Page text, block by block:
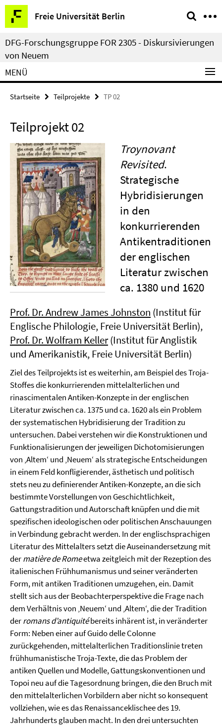
Springe
direkt
zu
Inhalt
Freie Universität Berlin
Service-
Navigation
DFG-Forschungsgruppe FOR 2305 - Diskursivierungen
von Neuem
MENÜ
Startseite Teilprojekte TP 02
Teilprojekt 02
Troynovant
Revisited.
Strategische
Hybridisierungen
in den
konkurrierenden
Antikentraditionen
der englischen
Literatur zwischen
ca. 1380 und 1620
Prof. Dr. Andrew James Johnston (Institut für
Englische Philologie, Freie Universität Berlin),
Prof. Dr. Wolfram Keller(Institut für Anglistik
und Amerikanistik, Freie Universität Berlin)
Ziel des Teilprojekts ist es weiterhin, am Beispiel des Troja-
Stoffes die konkurrierenden mittelalterlichen und
rinascimentalen Antiken-Konzepte in der englischen
Literatur zwischen ca. 1375 und ca. 1620 als ein Problem
der systematischen Hybridisierung der Tradition zu
untersuchen. Dabei verstehen wir die Konstruktionen und
Funktionalisierungen der jeweiligen Dichotomisierungen
von ‚Altemʻ und ‚Neuemʻ als strategische Entscheidungen
in einem Feld konfligierender, ästhetisch und politisch
stets neu zu definierender Antiken-Konzepte, an die sich
bestimmte Vorstellungen von Geschichtlichkeit,
Gattungstradition und Autorschaft knüpfen und die mit
spezifischen ideologischen oder politischen Anschauungen
in Verbindung gebracht werden. In der englischsprachigen
Literatur des Mittelalters setzt die Auseinandersetzung mit
dermatière de Romeetwa zeitgleich mit der Rezeption des
italienischen Frühhumanismus und seiner veränderten
Form, mit antiken Traditionen umzugehen, ein. Damit
stellt sich aus der Beobachterperspektive die Frage nach
dem Verhältnis von ‚Neuemʻ und ‚Altemʻ, die der Tradition
derromans dʼantiquitébereits inhärent ist, in veränderter
Form: Neben einer auf Guido delle Colonne
zurückgehenden, mittelalterlichen Traditionslinie treten
frühhumanistische Troja-Texte, die das Problem der
antiken Quellen und Modelle, Gattungskonventionen und
Topoi neu auf die Tagesordnung bringen, die den Bruch mit
den mittelalterlichen Vorbildern aber nicht so konsequent
vollziehen, wie es das Renaissanceklischee des 19.
Jahrhunderts glauben macht. In den drei untersuchten